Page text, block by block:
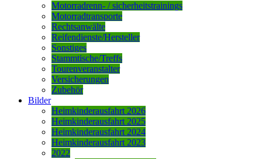
Motorradrenn- / sicherheitstrainings
Motorradtransporte
Rechtsanwälte
Reifendienste/Hersteller
Sonstiges
Stammtische/Treffs
Tourenveranstalter
Versicherungen
Zubehör
Bilder
Heimkinderausfahrt 2026
Heimkinderausfahrt 2025
Heimkinderausfahrt 2024
Heimkinderausfahrt 2023
2022